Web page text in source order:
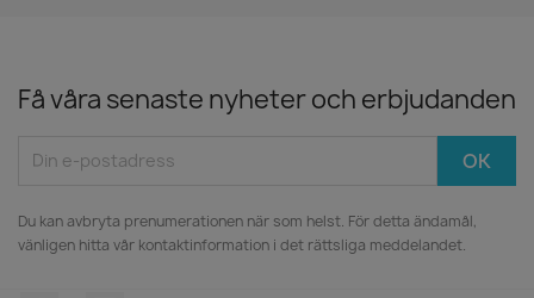
Få våra senaste nyheter och erbjudanden
Du kan avbryta prenumerationen när som helst. För detta ändamål,
vänligen hitta vår kontaktinformation i det rättsliga meddelandet.